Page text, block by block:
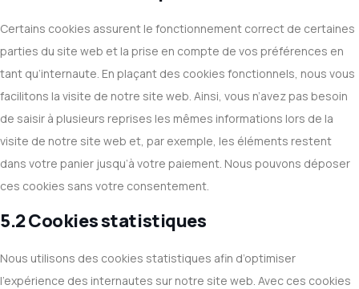
Certains cookies assurent le fonctionnement correct de certaines
parties du site web et la prise en compte de vos préférences en
tant qu’internaute. En plaçant des cookies fonctionnels, nous vous
facilitons la visite de notre site web. Ainsi, vous n’avez pas besoin
de saisir à plusieurs reprises les mêmes informations lors de la
visite de notre site web et, par exemple, les éléments restent
dans votre panier jusqu’à votre paiement. Nous pouvons déposer
ces cookies sans votre consentement.
5.2 Cookies statistiques
Nous utilisons des cookies statistiques afin d’optimiser
l’expérience des internautes sur notre site web. Avec ces cookies